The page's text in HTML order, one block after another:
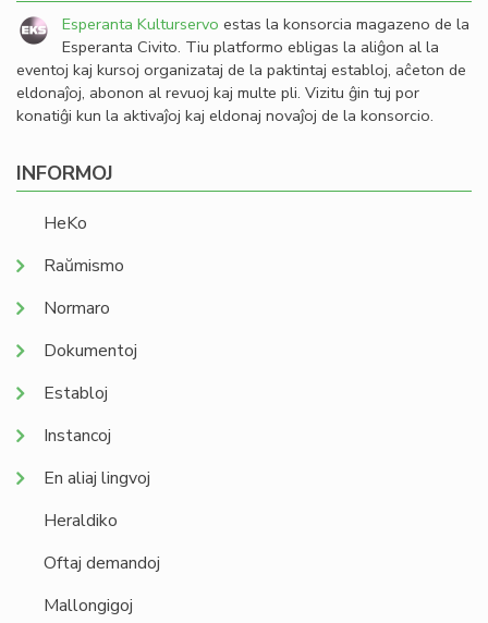
Esperanta Kulturservo estas la konsorcia magazeno de la
Esperanta Civito. Tiu platformo ebligas la aliĝon al la
eventoj kaj kursoj organizataj de la paktintaj establoj, aĉeton de
eldonaĵoj, abonon al revuoj kaj multe pli. Vizitu ĝin tuj por
konatiĝi kun la aktivaĵoj kaj eldonaj novaĵoj de la konsorcio.
INFORMOJ
HeKo
Raŭmismo
Normaro
Dokumentoj
Establoj
Instancoj
En aliaj lingvoj
Heraldiko
Oftaj demandoj
Mallongigoj